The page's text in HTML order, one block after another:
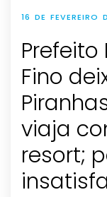
16 DE FEVEREIRO
Prefeito
Fino
viaja
resort;